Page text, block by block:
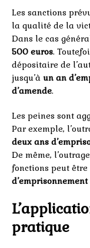
Les sanctions
la qualité de la
Dans le cas
500 euros.
dépositaire de
jusqu’à un an
d’amende.
Les peines sont
Par exemple,
deux ans
De même,
fonctions peut
d’emprisonnement
pratique